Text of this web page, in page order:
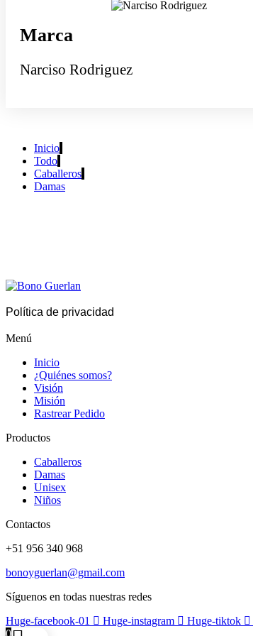
Marca
Narciso Rodriguez
Inicio
Todo
Caballeros
Damas
Política de privacidad
Menú
Inicio
¿Quiénes somos?
Visión
Misión
Rastrear Pedido
Productos
Caballeros
Damas
Unisex
Niños
Contactos
+51 956 340 968
bonoyguerlan@gmail.com
Síguenos en todas nuestras redes
Huge-facebook-01
Huge-instagram Huge-tiktok
0